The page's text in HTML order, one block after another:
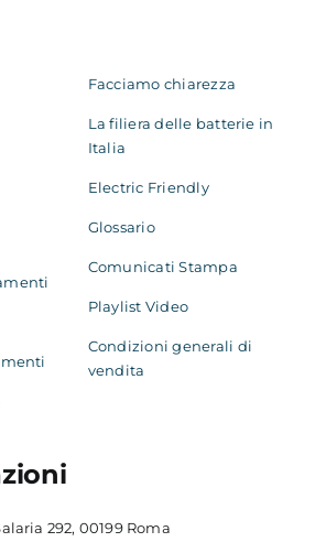
Facciamo chiarezza
La filiera delle batterie in
Italia
Electric Friendly
Glossario
Comunicati Stampa
Playlist Video
Condizioni generali di
vendita
292, 00199 Roma